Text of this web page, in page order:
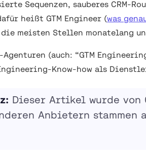
Sequenzen, sauberes CRM-
heißt GTM Engineer (was
die meisten Stellen monatelang
(auch: “GTM
Know-how als
Dieser Artikel wurde von
Anbietern